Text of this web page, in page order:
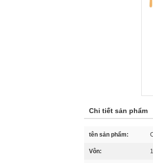
Chi tiết sản phẩm
tên sản phẩm:
Vôn: